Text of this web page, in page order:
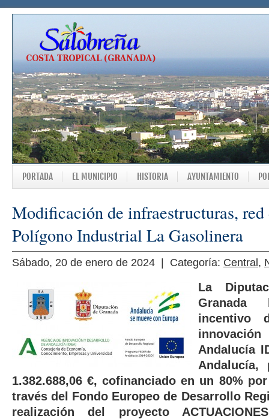
PORTADA EL MUNICIPIO HISTORIA AYUNTAMIENTO
Modificación de infraestructuras, red
Polígono Industrial La Gasolinera
Sábado, 20 de enero de 2024 | Categoría: Central ,
La
incentivo
Andalucía
1.382.688,06 €, cofinanciado en un 80%
través del Fondo Europeo de Desarrollo
realización del proyecto